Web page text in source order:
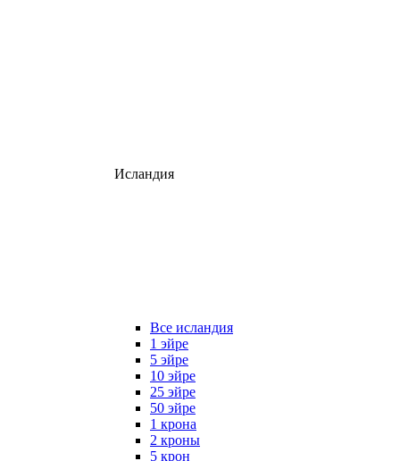
Исландия
Все исландия
1 эйре
5 эйре
10 эйре
25 эйре
50 эйре
1 крона
2 кроны
5 крон